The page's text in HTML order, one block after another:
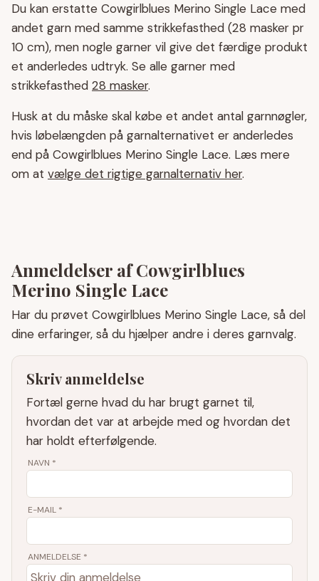
Du kan erstatte Cowgirlblues Merino Single Lace med
andet garn med samme strikkefasthed (28 masker pr
10 cm), men nogle garner vil give det færdige produkt
et anderledes udtryk. Se alle garner med
strikkefasthed 28 masker.
Husk at du måske skal købe et andet antal garnnøgler,
hvis løbelængden på garnalternativet er anderledes
end på Cowgirlblues Merino Single Lace. Læs mere
om at vælge det rigtige garnalternativ her.
Anmeldelser af Cowgirlblues
Merino Single Lace
Har du prøvet Cowgirlblues Merino Single Lace, så del
dine erfaringer, så du hjælper andre i deres garnvalg.
Skriv anmeldelse
Fortæl gerne hvad du har brugt garnet til,
hvordan det var at arbejde med og hvordan det
har holdt efterfølgende.
NAVN *
E-MAIL *
ANMELDELSE *